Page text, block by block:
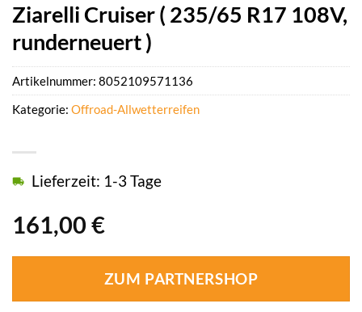
Ziarelli Cruiser ( 235/65 R17 108V,
runderneuert )
161,00 €
Lieferzeit: 1-3 Tage
ZUM PARTNERSHOP
Artikelnummer: 8052109571136
Kategorie: Offroad-Allwetterreifen